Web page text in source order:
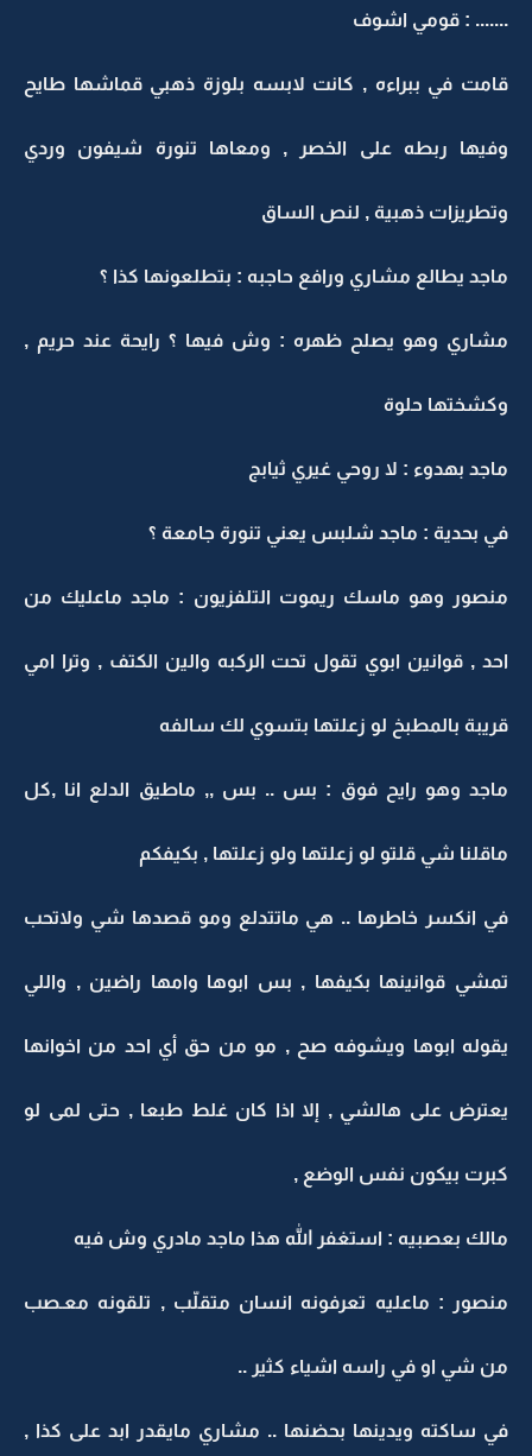
....... : قومي اشوف
قامت في ببراءه , كانت لابسه بلوزة ذهبي قماشها طايح
وفيها ربطه على الخصر , ومعاها تنورة شيفون وردي
وتطريزات ذهبية , لنص الساق
ماجد يطالع مشاري ورافع حاجبه : بتطلعونها كذا ؟
مشاري وهو يصلح ظهره : وش فيها ؟ رايحة عند حريم ,
وكشختها حلوة
ماجد بهدوء : لا روحي غيري ثيابج
في بحدية : ماجد شلبس يعني تنورة جامعة ؟
منصور وهو ماسك ريموت التلفزيون : ماجد ماعليك من
احد , قوانين ابوي تقول تحت الركبه والين الكتف , وترا امي
قريبة بالمطبخ لو زعلتها بتسوي لك سالفه
ماجد وهو رايح فوق : بس .. بس ,, ماطيق الدلع انا ,كل
ماقلنا شي قلتو لو زعلتها ولو زعلتها , بكيفكم
في انكسر خاطرها .. هي ماتتدلع ومو قصدها شي ولاتحب
تمشي قوانينها بكيفها , بس ابوها وامها راضين , واللي
يقوله ابوها ويشوفه صح , مو من حق أي احد من اخوانها
يعترض على هالشي , إلا اذا كان غلط طبعا , حتى لمى لو
كبرت بيكون نفس الوضع ,
مالك بعصبيه : استغفر الله هذا ماجد مادري وش فيه
منصور : ماعليه تعرفونه انسان متقلّب , تلقونه معـصب
من شي او في راسه اشياء كثير ..
في ساكته ويدينها بحضنها .. مشاري مايقدر ابد على كذا ,